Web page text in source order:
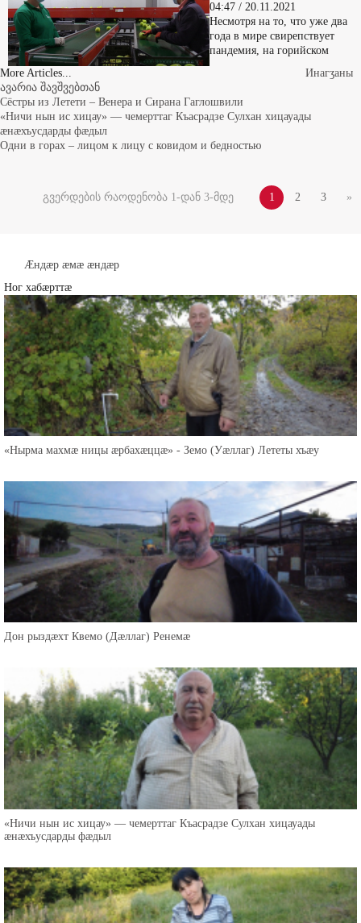
04:47 / 20.11.2021
Несмотря на то, что уже два
года в мире свирепствует
пандемия, на горийском
Инaгӡaны
More Articles...
ავარია შავშვებთან
Сёстры из Летети – Венера и Сирана Гаглошвили
«Ничи нын ис хицау» — чемерттаг Къасрадзе Сулхан хицауады
æнæхъусдарды фæдыл
Одни в горах – лицом к лицу с ковидом и бедностью
1 2 3 »
გვერდების რაოდენობა 1-დან 3-მდე
Æндæр æмæ æндæр
Ног хабæрттæ
«Нырма махмæ ницы æрбахæццæ» - Земо (Уæллаг) Лететы хъæу
Дон рыздæхт Квемо (Дæллаг) Ренемæ
«Ничи нын ис хицау» — чемерттаг Къасрадзе Сулхан хицауады
æнæхъусдарды фæдыл